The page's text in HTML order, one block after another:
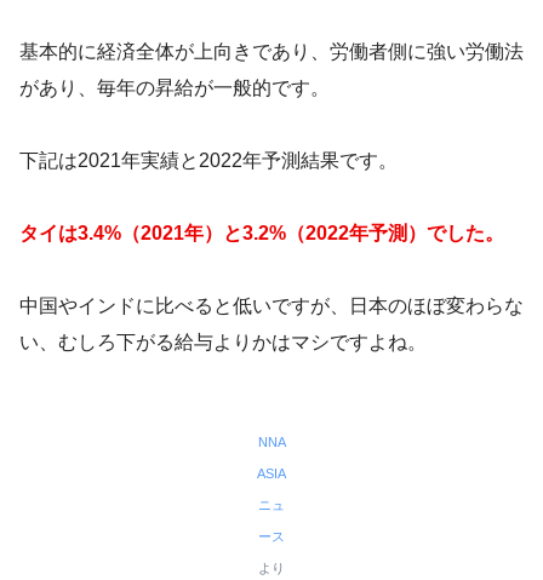
基本的に経済全体が上向きであり、労働者側に強い労働法
があり、毎年の昇給が一般的です。
下記は2021年実績と2022年予測結果です。
タイは3.4%（2021年）と3.2%（2022年予測）でした。
中国やインドに比べると低いですが、日本のほぼ変わらな
い、むしろ下がる給与よりかはマシですよね。
NNA
ASIA
ニュ
ース
より